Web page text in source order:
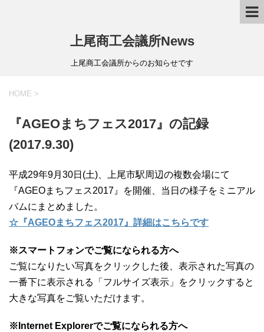
上尾商工会議所News
上尾商工会議所からのお知らせです
HOME >
『AGEOまちフェス2017』の記録
(2017.9.30)
平成29年9月30日(土)、上尾市駅周辺の複数会場にて
『AGEOまちフェス2017』を開催、当日の様子をミニアル
バムにまとめました。
☆『AGEOまちフェス2017』詳細はこちらです
※スマートフォンでご覧になられる方へ
ご覧になりたい写真をクリックした後、表示された写真の
一番下に表示される「フルサイズ表示」をクリックすると
大きな写真をご覧いただけます。
※Internet Explorerでご覧になられる方へ